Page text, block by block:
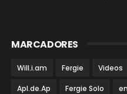
MARCADORES
Will.i.am Fergie Videos
Apl.de.Ap Fergie Solo